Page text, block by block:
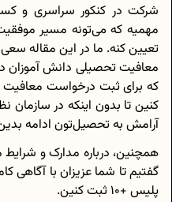
شرکت در کنکور سراسری و
مهمیه که می‌تونه مسیر
تعیین کنه. ما در این مقاله سعی
معافیت تحصیلی دانش آموزان
که برای ثبت درخواست معافیت
کنین تا بدون اینکه در سازمان
آرامش به تحصیل‌تون ادامه
همچنین، درباره مدارک و
گفتیم تا شما عزیزان با آگاهی
پلیس +10 ثبت کنین.